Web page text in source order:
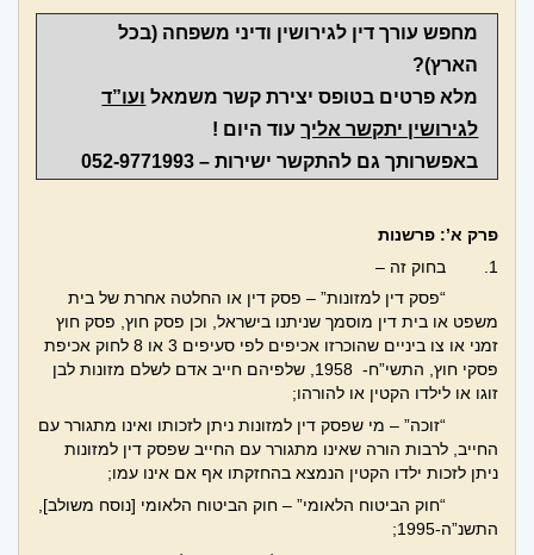
מחפש עורך דין לגירושין ודיני משפחה (בכל
הארץ)?
מלא פרטים בטופס יצירת קשר משמאל ועו”ד
לגירושין יתקשר אליךעוד היום !
באפשרותך גם להתקשר ישירות – 052-9771993
פרק א’: פרשנות
1.
בחוק זה –
“פסק דין למזונות” – פסק דין או החלטה אחרת של בית
משפט או בית דין מוסמך שניתנו בישראל, וכן פסק חוץ, פסק חוץ
זמני או צו ביניים שהוכרזו אכיפים לפי סעיפים 3 או 8 לחוק אכיפת
פסקי חוץ, התשי”ח- 1958, שלפיהם חייב אדם לשלם מזונות לבן
זוגו או לילדו הקטין או להורהו;
“זוכה” – מי שפסק דין למזונות ניתן לזכותו ואינו מתגורר עם
החייב, לרבות הורה שאינו מתגורר עם החייב שפסק דין למזונות
ניתן לזכות ילדו הקטין הנמצא בהחזקתו אף אם אינו עמו;
“חוק הביטוח הלאומי” – חוק הביטוח הלאומי [נוסח משולב],
התשנ”ה-1995;